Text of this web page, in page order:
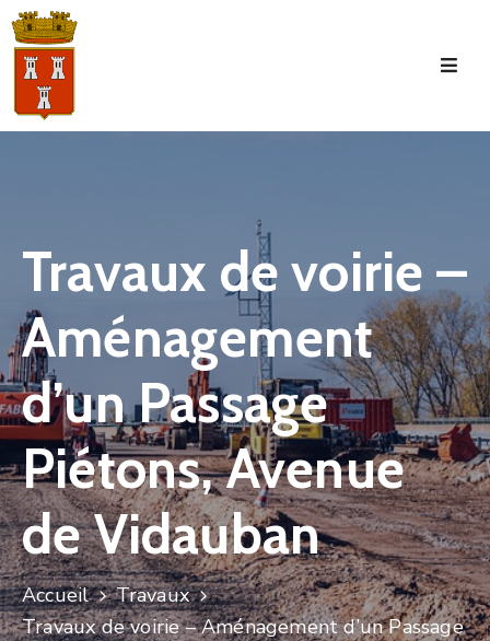
Accueil
Manifestations
Vie
Municipale
Services
Jeunesse
Travaux de voirie –
Aménagement
d’un Passage
Piétons, Avenue
de Vidauban
Accueil
Travaux
Travaux de voirie – Aménagement d’un Passage